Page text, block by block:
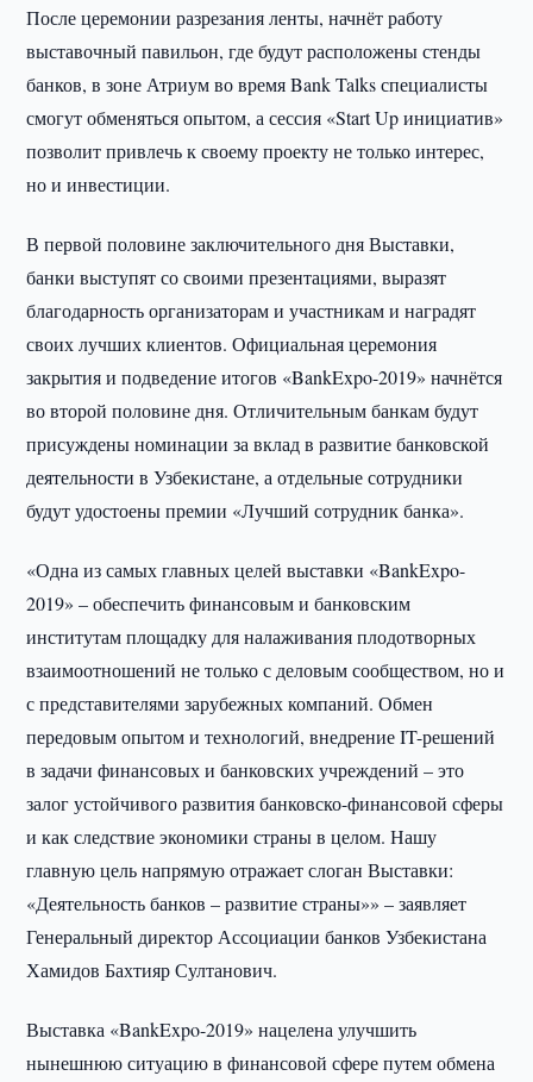
После церемонии разрезания ленты, начнёт работу
выставочный павильон, где будут расположены стенды
банков, в зоне Атриум во время Bank Talks специалисты
смогут обменяться опытом, а сессия «Start Up инициатив»
позволит привлечь к своему проекту не только интерес,
но и инвестиции.
В первой половине заключительного дня Выставки,
банки выступят со своими презентациями, выразят
благодарность организаторам и участникам и наградят
своих лучших клиентов. Официальная церемония
закрытия и подведение итогов «BankExpo-2019» начнётся
во второй половине дня. Отличительным банкам будут
присуждены номинации за вклад в развитие банковской
деятельности в Узбекистане, а отдельные сотрудники
будут удостоены премии «Лучший сотрудник банка».
«Одна из самых главных целей выставки «BankExpo-
2019» – обеспечить финансовым и банковским
институтам площадку для налаживания плодотворных
взаимоотношений не только с деловым сообществом, но и
с представителями зарубежных компаний. Обмен
передовым опытом и технологий, внедрение IT-решений
в задачи финансовых и банковских учреждений – это
залог устойчивого развития банковско-финансовой сферы
и как следствие экономики страны в целом. Нашу
главную цель напрямую отражает слоган Выставки:
«Деятельность банков – развитие страны»» – заявляет
Генеральный директор Ассоциации банков Узбекистана
Хамидов Бахтияр Султанович.
Выставка «BankExpo-2019» нацелена улучшить
нынешнюю ситуацию в финансовой сфере путем обмена